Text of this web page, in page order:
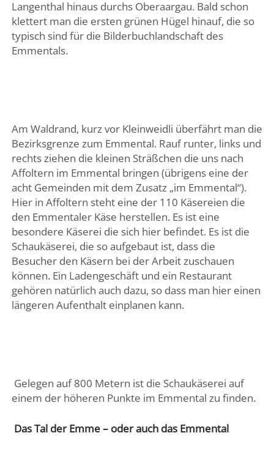
Langenthal hinaus durchs Oberaargau. Bald schon
klettert man die ersten grünen Hügel hinauf, die so
typisch sind für die Bilderbuchlandschaft des
Emmentals.
Am Waldrand, kurz vor Kleinweidli überfährt man die
Bezirksgrenze zum Emmental. Rauf runter, links und
rechts ziehen die kleinen Sträßchen die uns nach
Affoltern im Emmental bringen (übrigens eine der
acht Gemeinden mit dem Zusatz „im Emmental“).
Hier in Affoltern steht eine der 110 Käsereien die
den Emmentaler Käse herstellen. Es ist eine
besondere Käserei die sich hier befindet. Es ist die
Schaukäserei, die so aufgebaut ist, dass die
Besucher den Käsern bei der Arbeit zuschauen
können. Ein Ladengeschäft und ein Restaurant
gehören natürlich auch dazu, so dass man hier einen
längeren Aufenthalt einplanen kann.
Gelegen auf 800 Metern ist die Schaukäserei auf
einem der höheren Punkte im Emmental zu finden.
Das Tal der Emme – oder auch das Emmental